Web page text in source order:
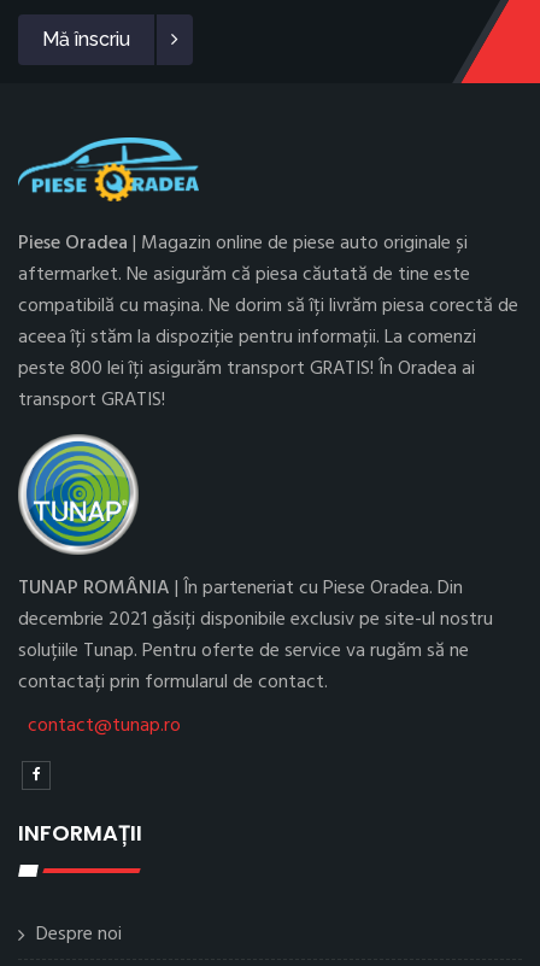
Mă înscriu
Piese Oradea| Magazin online de piese auto originale și
aftermarket. Ne asigurăm că piesa căutată de tine este
compatibilă cu mașina. Ne dorim să îți livrăm piesa corectă de
aceea îți stăm la dispoziție pentru informații. La comenzi
peste 800 lei îți asigurăm transport GRATIS! În Oradea ai
transport GRATIS!
TUNAP ROMÂNIA| În parteneriat cu Piese Oradea. Din
decembrie 2021 găsiți disponibile exclusiv pe site-ul nostru
soluțiile Tunap. Pentru oferte de service va rugăm să ne
contactați prin formularul de contact.
contact@tunap.ro
INFORMAȚII
Despre noi